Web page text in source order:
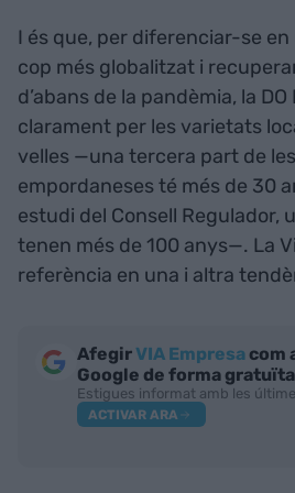
I és que, per diferenciar-se
cop més globalitzat i
d’abans de la pandèmia, la
clarament per les varietats
velles —una tercera part de
empordaneses té més de 30
estudi del Consell Regulador,
tenen més de 100 anys—. La
referència en una i altra
AfegirVIA Empresa com
Google de forma gratuïta
Estigues informat amb les
ACTIVAR ARA